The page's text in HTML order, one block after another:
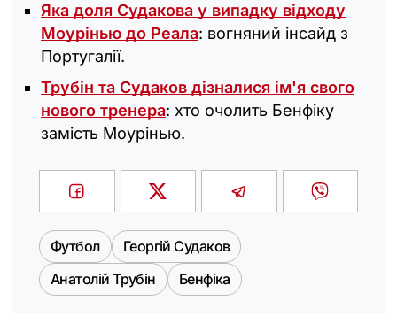
Яка доля Судакова у випадку відходу
Моурінью до Реала: вогняний інсайд з
Португалії.
Трубін та Судаков дізналися ім'я свого
нового тренера: хто очолить Бенфіку
замість Моурінью.
Футбол
Георгій Судаков
Анатолій Трубін
Бенфіка